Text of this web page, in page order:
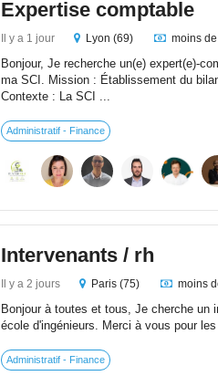
Expertise comptable
Il y a 1 jour Lyon (69) moins
Bonjour, Je recherche un(e) expert(e)-
ma SCI. Mission : Établissement du
Contexte : La SCI ...
Administratif - Finance
Intervenants / rh
Il y a 2 jours Paris (75) moins
Bonjour à toutes et tous, Je cherche un
école d'ingénieurs. Merci à vous pour
Administratif - Finance